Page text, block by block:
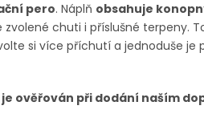
pero. Náplň obsahuje
chuti i příslušné terpeny.
si více příchutí a jednoduše je
ověřován při dodání naším